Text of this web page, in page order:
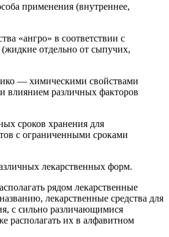
применения (внутреннее,
«ангро» в соответствии с
отдельно от сыпучих,
— химическими свойствами
влиянием различных факторов
сроков хранения для
с ограниченными сроками
лекарственных форм.
рядом лекарственные
лекарственные средства для
с сильно различающимися
располагать их в алфавитном